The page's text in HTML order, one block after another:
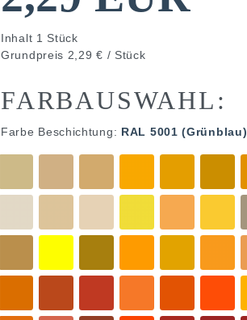
Inhalt 1 Stück
Grundpreis 2,29 € / Stück
FARBAUSWAHL:
Farbe Beschichtung: RAL 5001 (Grünblau)